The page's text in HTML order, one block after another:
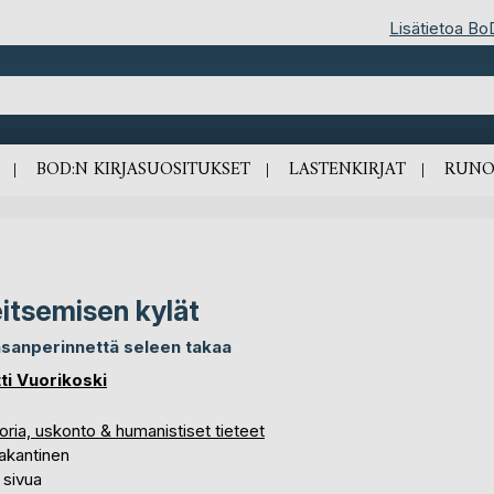
Lisätietoa
BOD:N KIRJASUOSITUKSET LASTENKIRJAT
kylät
seleen takaa
Vuorikoski
uskonto & humanistiset tieteet